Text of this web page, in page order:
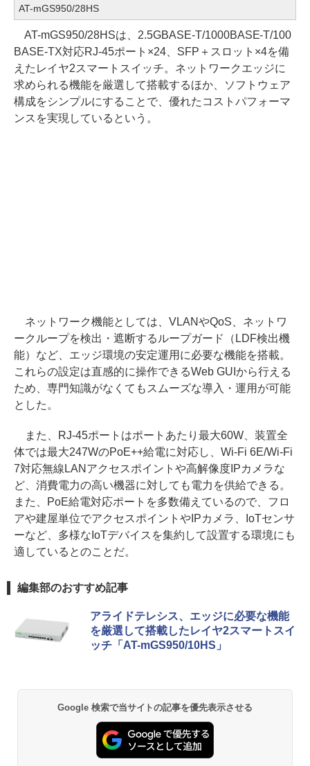
AT-mGS950/28HS
AT-mGS950/28HSは、2.5GBASE-T/1000BASE-T/100
BASE-TX対応RJ-45ポート×24、SFP＋スロット×4を備
えたレイヤ2スマートスイッチ。ネットワークエッジに
求められる機能を厳選して搭載するほか、ソフトウェア
構成をシンプルにすることで、優れたコストパフォーマ
ンスを実現しているという。
ネットワーク機能としては、VLANやQoS、ネットワ
ークループを検出・遮断するループガード（LDF検出機
能）など、エッジ環境の安定運用に必要な機能を搭載。
これらの設定は直感的に操作できるWeb GUIから行える
ため、専門知識がなくてもスムーズな導入・運用が可能
とした。
また、RJ-45ポートはポートあたり最大60W、装置全
体では最大247WのPoE++給電に対応し、Wi-Fi 6E/Wi-Fi
7対応無線LANアクセスポイントや高解像度IPカメラな
ど、消費電力の高い機器に対しても電力を供給できる。
また、PoE給電対応ポートを多数備えているので、フロ
アや建屋単位でアクセスポイントやIPカメラ、IoTセンサ
ーなど、多様なIoTデバイスを集約して設置する環境にも
適しているとのことだ。
編集部のおすすめ記事
アライドテレシス、エッジに必要な機能
を厳選して搭載したレイヤ2スマートスイ
ッチ「AT-mGS950/10HS」
Google 検索で当サイトの記事を優先表示させる